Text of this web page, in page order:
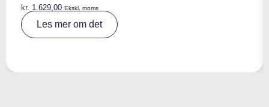
kr. 1.629,00 Ekskl. moms
Les mer om det